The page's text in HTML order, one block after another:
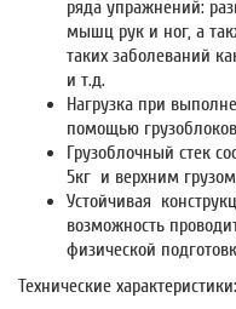
ряда упражнений:
мышц рук и ног, а
таких заболеваний
и т.д.
Нагрузка при
помощью
Грузоблочный стек
5кг и верхним
Устойчивая
возможность
физической
Технические характеристики: